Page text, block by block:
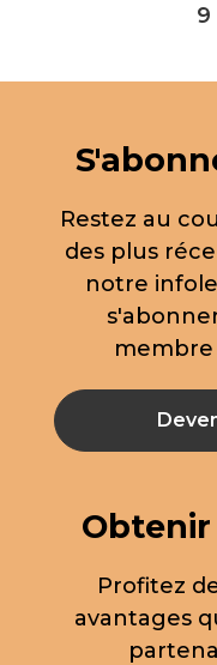
9
Restez au
des plus
notre
membre
Profitez
avantages